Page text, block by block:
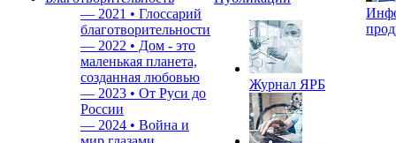
— 2021 • Глоссарий
благотворительности
— 2022 • Дом - это
маленькая планета,
созданная любовью
— 2023 • От Руси до
России
— 2024 • Война и
Журнал ЯРБ